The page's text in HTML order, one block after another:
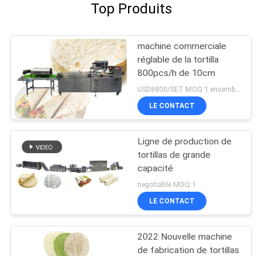
Top Produits
machine commerciale
réglable de la tortilla
800pcs/h de 10cm
USD8800/SET MOQ:1 ensemble
LE CONTACT
Ligne de production de
tortillas de grande
capacité
negotiable MOQ:1
LE CONTACT
2022 Nouvelle machine
de fabrication de tortillas